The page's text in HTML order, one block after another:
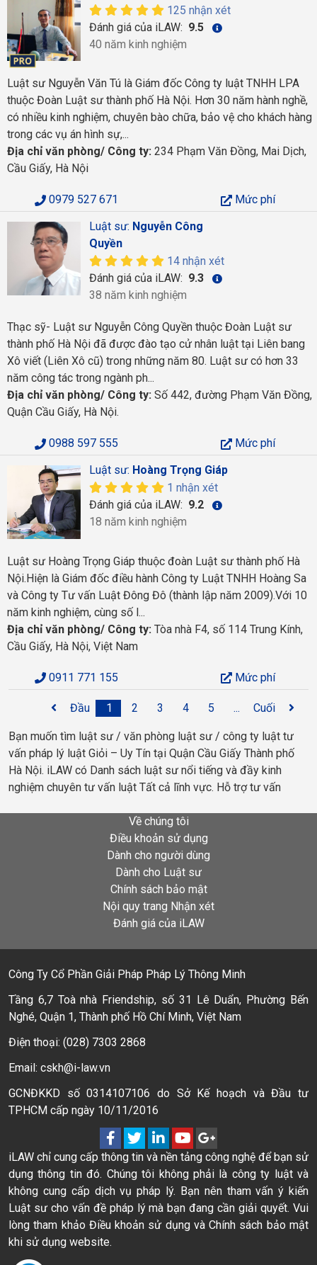
125 nhận xét
Đánh giá của iLAW: 9.5
40 năm kinh nghiệm
Luật sư Nguyễn Văn Tú là Giám đốc Công ty luật TNHH LPA
thuộc Đoàn Luật sư thành phố Hà Nội. Hơn 30 năm hành nghề,
có nhiều kinh nghiệm, chuyên bào chữa, bảo vệ cho khách hàng
trong các vụ án hình sự,...
Địa chỉ văn phòng/ Công ty: 234 Phạm Văn Đồng, Mai Dịch,
Cầu Giấy, Hà Nội
0979 527 671
Mức phí
Luật sư: Nguyễn Công
Quyền
14 nhận xét
Đánh giá của iLAW: 9.3
38 năm kinh nghiệm
Thạc sỹ- Luật sư Nguyễn Công Quyền thuộc Đoàn Luật sư
thành phố Hà Nội đã được đào tạo cử nhân luật tại Liên bang
Xô viết (Liên Xô cũ) trong những năm 80. Luật sư có hơn 33
năm công tác trong ngành ph...
Địa chỉ văn phòng/ Công ty: Số 442, đường Phạm Văn Đồng,
Quận Cầu Giấy, Hà Nội.
0988 597 555
Mức phí
Luật sư: Hoàng Trọng Giáp
1 nhận xét
Đánh giá của iLAW: 9.2
18 năm kinh nghiệm
Luật sư Hoàng Trọng Giáp thuộc đoàn Luật sư thành phố Hà
Nội.Hiện là Giám đốc điều hành Công ty Luật TNHH Hoàng Sa
và Công ty Tư vấn Luật Đông Đô (thành lập năm 2009).Với 10
năm kinh nghiệm, cùng số l...
Địa chỉ văn phòng/ Công ty: Tòa nhà F4, số 114 Trung Kính,
Cầu Giấy, Hà Nội, Việt Nam
0911 771 155 Mức phí
Đầu 1 2 3 4 5 ... Cuối
Bạn muốn tìm luật sư / văn phòng luật sư / công ty luật tư
vấn pháp lý luật Giỏi – Uy Tín tại Quận Cầu Giấy Thành phố
Hà Nội. iLAW có Danh sách luật sư nổi tiếng và đầy kinh
nghiệm chuyên tư vấn luật Tất cả lĩnh vực. Hỗ trợ tư vấn
Về chúng tôi
Điều khoản sử dụng
Dành cho người dùng
Dành cho Luật sư
Chính sách bảo mật
Nội quy trang Nhận xét
Đánh giá của iLAW
Công Ty Cổ Phần Giải Pháp Pháp Lý Thông Minh
Tầng 6,7 Toà nhà Friendship, số 31 Lê Duẩn, Phường Bến
Nghé, Quận 1, Thành phố Hồ Chí Minh, Việt Nam
Điện thoại: (028) 7303 2868
Email: cskh@i-law.vn
GCNĐKKD số 0314107106 do Sở Kế hoạch và Đầu tư
TPHCM cấp ngày 10/11/2016
iLAW chỉ cung cấp thông tin và nền tảng công nghệ để bạn sử
dụng thông tin đó. Chúng tôi không phải là công ty luật và
không cung cấp dịch vụ pháp lý. Bạn nên tham vấn ý kiến
Luật sư cho vấn đề pháp lý mà bạn đang cần giải quyết. Vui
lòng tham khảo Điều khoản sử dụng và Chính sách bảo mật
khi sử dụng website.